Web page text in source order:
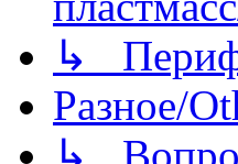
↳
Разное/